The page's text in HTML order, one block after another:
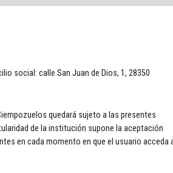
social: calle San Juan de Dios, 1, 28350
quedará sujeto a las presentes
de la institución supone la aceptación
en cada momento en que el usuario acceda